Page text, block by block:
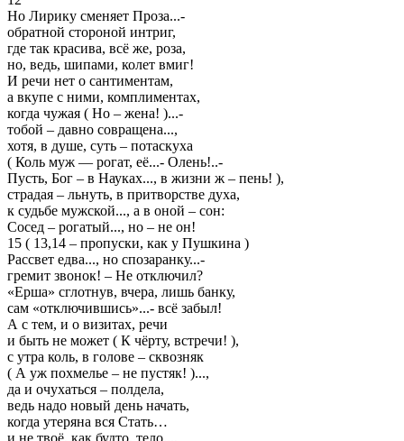
Но Лирику сменяет Проза...-
обратной стороной интриг,
где так красива, всё же, роза,
но, ведь, шипами, колет вмиг!
И речи нет о сантиментам,
а вкупе с ними, комплиментах,
когда чужая ( Но – жена! )...-
тобой – давно совращена...,
хотя, в душе, суть – потаскуха
( Коль муж — рогат, её...- Олень!..-
Пусть, Бог – в Науках..., в жизни ж – пень! ),
страдая – льнуть, в притворстве духа,
к судьбе мужской..., а в оной – сон:
Сосед – рогатый..., но – не он!
15 ( 13,14 – пропуски, как у Пушкина )
Рассвет едва..., но спозаранку...-
гремит звонок! – Не отключил?
«Ерша» сглотнув, вчера, лишь банку,
сам «отключившись»...- всё забыл!
А с тем, и о визитах, речи
и быть не может ( К чёрту, встречи! ),
с утра коль, в голове – сквозняк
( А уж похмелье – не пустяк! )...,
да и очухаться – полдела,
ведь надо новый день начать,
когда утеряна вся Стать…
и не твоё, как будто, тело...,